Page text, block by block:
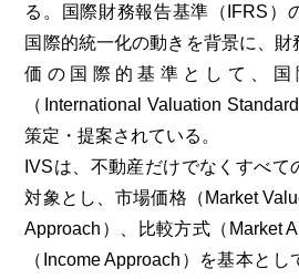
る。国際財務報告基準（IFRS）
国際的統一化の動きを背景に、
価の国際的基準として、
（International Valuation
策定・提案されている。
IVSは、不動産だけでなくすべて
対象とし、市場価格（Market
Approach）、比較方式（Market
（Income Approach）を基本と